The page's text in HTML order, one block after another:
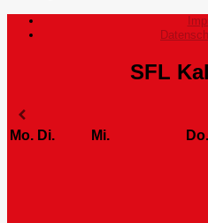
SFL
Mo. Di. Mi. Do.